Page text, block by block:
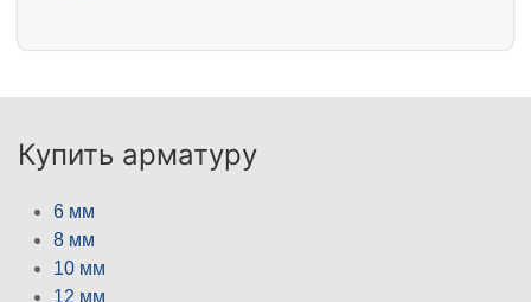
Купить арматуру
6 мм
8 мм
10 мм
12 мм